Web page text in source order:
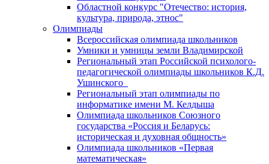
Областной конкурс "Отечество: история,
культура, природа, этнос"
Олимпиады
Всероссийская олимпиада школьников
Умники и умницы земли Владимирской
Региональный этап Российской психолого-
педагогической олимпиады школьников К.Д.
Ушинского
Региональный этап олимпиады по
информатике имени М. Келдыша
Олимпиада школьников Союзного
государства «Россия и Беларусь:
историческая и духовная общность»
Олимпиада школьников «Первая
математическая»